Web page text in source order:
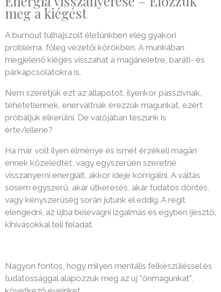
probléma, főleg vezetői körökben. A munkában
megjelenő kiégés visszahat a magánéletre, baráti- és
párkapcsolatokra is.
Nem szeretjük ezt az állapotot, ilyenkor passzívnak,
tehetetlennek, enerváltnak érezzük magunkat, ezért
próbáljuk elkerülni. De valójában teszünk is
érte/ellene?
Ha már volt ilyen élménye és ismét érzékeli magán
ennek közeledtét, vagy egyszerűen szeretné
visszanyerni energiáit, akkor ideje korrigálni. A váltás
sosem egyszerű, akár útkeresés, akár tudatos döntés,
vagy kényszerűség során jutunk el eddig. A régit
elengedni, az újba belevágni izgalmas és egyben ijesztő,
kihívásokkal teli feladat.
Nagyon fontos, hogy milyen mentális felkészüléssel és